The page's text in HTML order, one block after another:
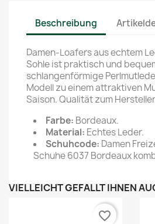
Beschreibung
Damen-Loafers aus echtem
Sohle ist praktisch und
schlangenförmige
Modell zu einem attraktiven
Saison. Qualität zum
Farbe: Bordeaux.
Material: Echtes Leder.
Schuhcode: Damen
Schuhe 6037 Bordeaux
VIELLEICHT GEFÄLLT IHNEN
favorite_border